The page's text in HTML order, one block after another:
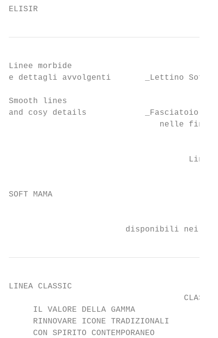
ELISIR
Linee morbide
e dettagli avvolgenti       _Lettino Soft
Smooth lines
and cosy details            _Fasciatoio
nelle
SOFT MAMA
disponibili nei
LINEA CLASSIC
     IL VALORE DELLA GAMMA
     RINNOVARE ICONE TRADIZIONALI
     CON SPIRITO CONTEMPORANEO